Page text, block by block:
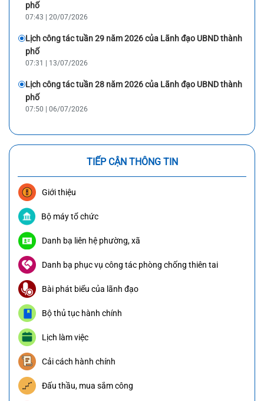
phố
07:43 | 20/07/2026
Lịch công tác tuần 29 năm 2026 của Lãnh đạo UBND thành
phố
07:31 | 13/07/2026
Lịch công tác tuần 28 năm 2026 của Lãnh đạo UBND thành
phố
07:50 | 06/07/2026
TIẾP CẬN THÔNG TIN
Giới thiệu
Bộ máy tổ chức
Danh bạ liên hệ phường, xã
Danh bạ phục vụ công tác phòng chống thiên tai
Bài phát biểu của lãnh đạo
Bộ thủ tục hành chính
Lịch làm việc
Cải cách hành chính
Đấu thầu, mua sắm công